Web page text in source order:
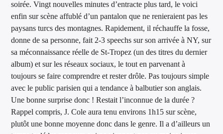
soirée. Vingt nouvelles minutes d’entracte plus tard, le voici
enfin sur scène affublé d’un pantalon que ne renieraient pas les
paysans turcs des montagnes. Rapidement, il réchauffe la fosse,
donne de sa personne, fait 2-3 speechs sur son arrivée à NY, sur
sa méconnaissance réelle de St-Tropez (un des titres du dernier
album) et sur les réseaux sociaux, le tout en parvenant à
toujours se faire comprendre et rester drôle. Pas toujours simple
avec le public parisien qui a tendance à balbutier son anglais.
Une bonne surprise donc ! Restait l’inconnue de la durée ?
Rappel compris, J. Cole aura tenu environs 1h15 sur scène,
plutôt une bonne moyenne donc dans le genre. Il a d’ailleurs un